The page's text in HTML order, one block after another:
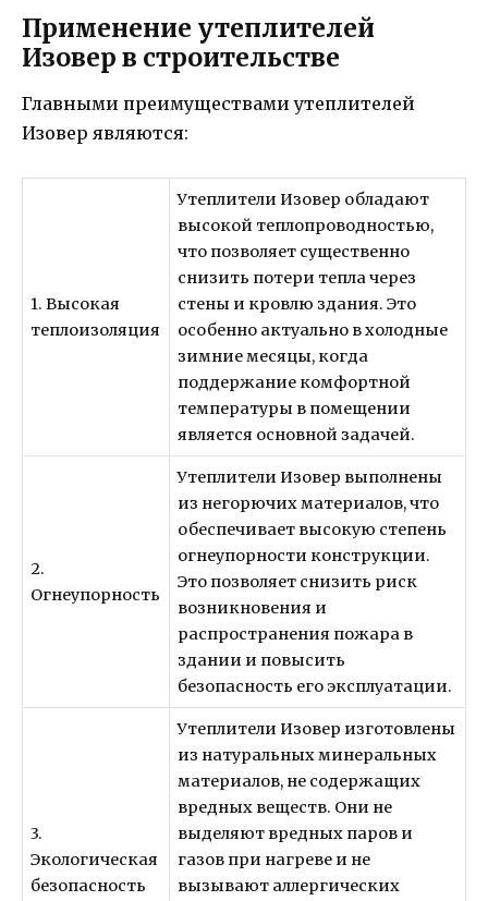
Применение утеплителей
Изовер в строительстве
Главными преимуществами утеплителей
Изовер являются:
1. Высокая
теплоизоляция
Утеплители Изовер обладают
высокой теплопроводностью,
что позволяет существенно
снизить потери тепла через
стены и кровлю здания. Это
особенно актуально в холодные
зимние месяцы, когда
поддержание комфортной
температуры в помещении
является основной задачей.
2.
Огнеупорность
Утеплители Изовер выполнены
из негорючих материалов, что
обеспечивает высокую степень
огнеупорности конструкции.
Это позволяет снизить риск
возникновения и
распространения пожара в
здании и повысить
безопасность его эксплуатации.
3.
Экологическая
безопасность
Утеплители Изовер изготовлены
из натуральных минеральных
материалов, не содержащих
вредных веществ. Они не
выделяют вредных паров и
газов при нагреве и не
вызывают аллергических